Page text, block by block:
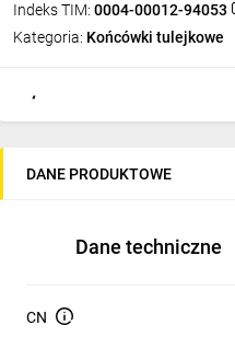
Indeks TIM: 0004-00012-94053
Kategoria: Końcówki tulejkowe
DANE PRODUKTOWE
Dane techniczne
CN